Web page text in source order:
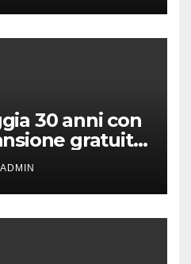
30 anni con
gratuita
ADMIN